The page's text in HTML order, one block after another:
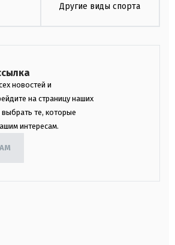
Другие виды спорта
новостей и
на страницу наших
те, которые
интересам.